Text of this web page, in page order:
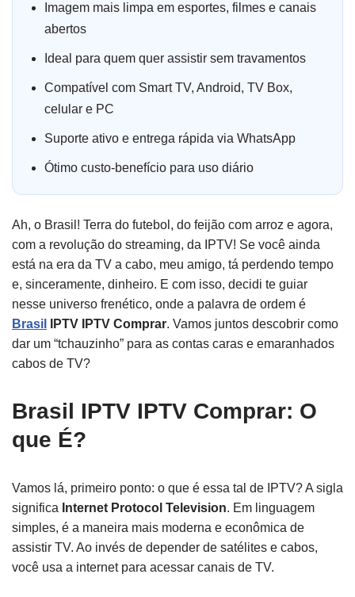
Imagem mais limpa em esportes, filmes e canais
abertos
Ideal para quem quer assistir sem travamentos
Compatível com Smart TV, Android, TV Box,
celular e PC
Suporte ativo e entrega rápida via WhatsApp
Ótimo custo-benefício para uso diário
Ah, o Brasil! Terra do futebol, do feijão com arroz e agora,
com a revolução do streaming, da IPTV! Se você ainda
está na era da TV a cabo, meu amigo, tá perdendo tempo
e, sinceramente, dinheiro. E com isso, decidi te guiar
nesse universo frenético, onde a palavra de ordem é
Brasil
IPTV IPTV Comprar. Vamos juntos descobrir como
dar um “tchauzinho” para as contas caras e emaranhados
cabos de TV?
Brasil IPTV IPTV Comprar: O
que É?
Vamos lá, primeiro ponto: o que é essa tal de IPTV? A sigla
significa Internet Protocol Television. Em linguagem
simples, é a maneira mais moderna e econômica de
assistir TV. Ao invés de depender de satélites e cabos,
você usa a internet para acessar canais de TV.